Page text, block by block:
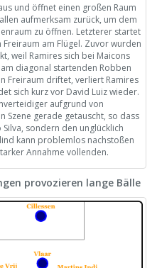
und öffnet einen großen Raum
aufmerksam zurück, um dem
zu öffnen. Letzterer startet
am Flügel. Zuvor wurden
weil Ramires sich bei Maicons
diagonal startenden Robben
Freiraum driftet, verliert Ramires
sich kurz vor David Luiz wieder.
aufgrund von
Szene gerade getauscht, so dass
sondern den unglücklich
kann problemlos nachstoßen
Annahme vollenden.
provozieren lange Bälle